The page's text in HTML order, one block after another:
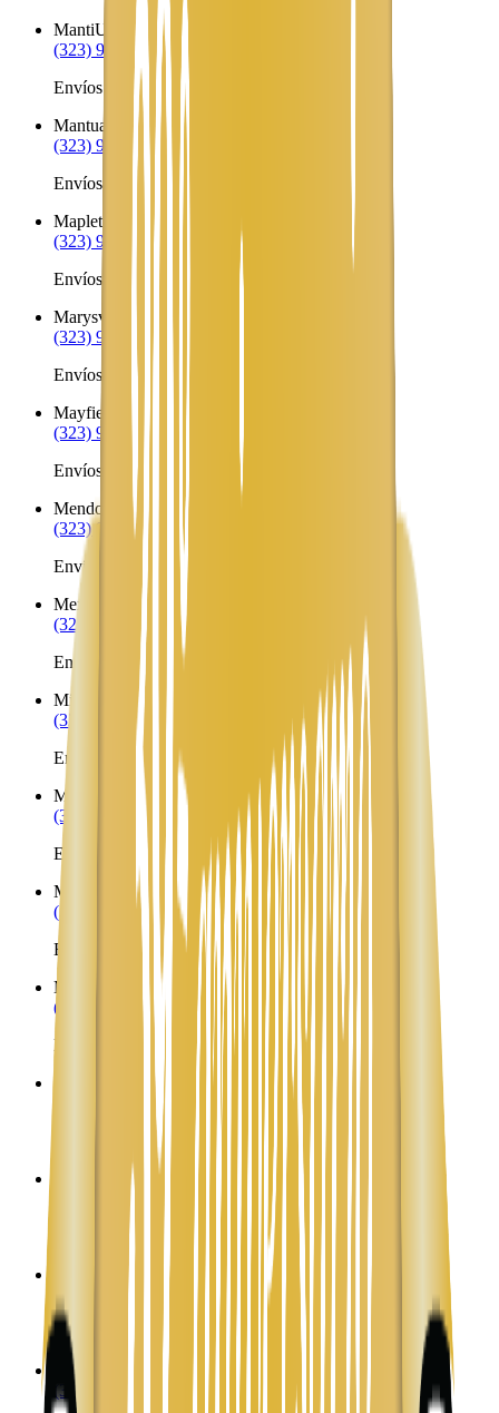
MantiUT
(323) 953-8100
Envíos a Nicaragua desde Manti
Mantua
(323) 953-8100
Envíos a Nicaragua desde Mantua
Mapleton
(323) 953-8100
Envíos a Nicaragua desde Mapleton
Marysvale
(323) 953-8100
Envíos a Nicaragua desde Marysvale
Mayfield
UT
(323) 953-8100
Envíos a Nicaragua desde Mayfield
Mendon
UT
(323) 953-8100
Envíos a Nicaragua desde Mendon
Mexican Hat
(323) 953-8100
Envíos a Nicaragua desde Mexican Hat
Midvale
(323) 953-8100
Envíos a Nicaragua desde Midvale
Midway
(323) 953-8100
Envíos a Nicaragua desde Midway
Milford
(323) 953-8100
Envíos a Nicaragua desde Milford
Millville
(323) 953-8100
Envíos a Nicaragua desde Millville
UT
(323) 953-8100
Envíos a Nicaragua desde Minersville
(323) 953-8100
Envíos a Nicaragua desde Moab
(323) 953-8100
Envíos a Nicaragua desde Mona
Monroe
(323) 953-8100